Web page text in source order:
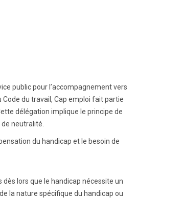
public pour l’accompagnement vers
du travail, Cap emploi fait partie
délégation implique le principe de
neutralité.
du handicap et le besoin de
lors que le handicap nécessite un
la nature spécifique du handicap ou